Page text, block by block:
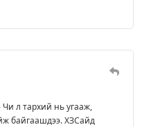
Чи л тархий нь угааж,
байгаашдээ. ХЗСайд